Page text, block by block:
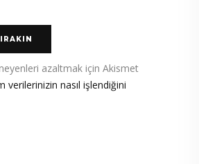
azaltmak için Akismet
verilerinizin nasıl işlendiğini